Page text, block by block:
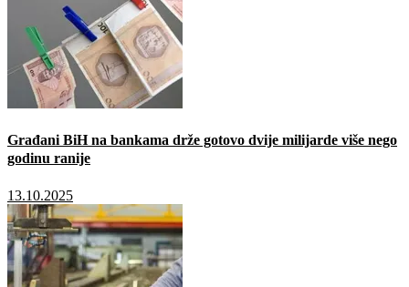
Građani BiH na bankama drže gotovo dvije milijarde više nego
godinu ranije
13.10.2025